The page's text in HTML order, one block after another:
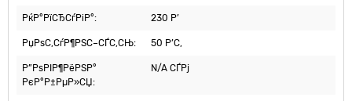
РќР°РїСЂСѓРіР°: 230 Р’
РџРѕС‚СѓР¶РЅС–СЃС‚СЊ: 50 Р’С‚
Р”РѕРІР¶РёРЅР°
РєР°Р±РµР»СЏ:
N/A СЃРј